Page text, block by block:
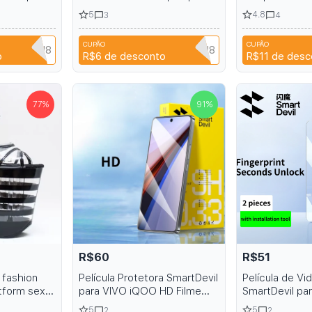
de
com
polegadas protegine Filme
HD definição protetor filme
de tablet 10.2
5 3
CUPÃO
R$6 de descontoCYPQ3XAVLEH8
Xiaomi Mi Pad
protector
Protector
4.8 4
CUPÃO
R$11 de
77%
sexy
Roman
91 %
R$60
Película Protetora SmartDevil
para VIVO iQOO HD Filme
Mate de Vidro Temperado
5
R$51
Película de
SmartDevil
HD Protetor
5